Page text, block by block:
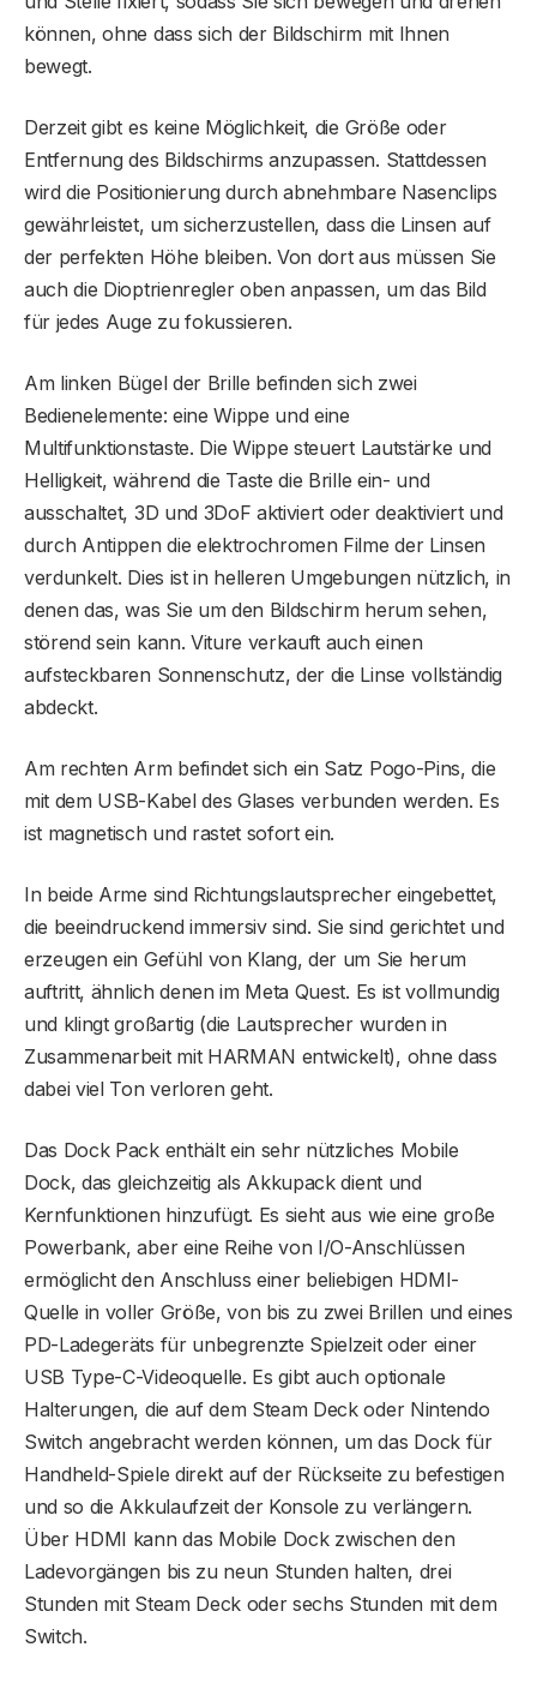
können, ohne dass sich der Bildschirm mit Ihnen
bewegt.
Derzeit gibt es keine Möglichkeit, die Größe oder
Entfernung des Bildschirms anzupassen. Stattdessen
wird die Positionierung durch abnehmbare Nasenclips
gewährleistet, um sicherzustellen, dass die Linsen auf
der perfekten Höhe bleiben. Von dort aus müssen Sie
auch die Dioptrienregler oben anpassen, um das Bild
für jedes Auge zu fokussieren.
Am linken Bügel der Brille befinden sich zwei
Bedienelemente: eine Wippe und eine
Multifunktionstaste. Die Wippe steuert Lautstärke und
Helligkeit, während die Taste die Brille ein- und
ausschaltet, 3D und 3DoF aktiviert oder deaktiviert und
durch Antippen die elektrochromen Filme der Linsen
verdunkelt. Dies ist in helleren Umgebungen nützlich, in
denen das, was Sie um den Bildschirm herum sehen,
störend sein kann. Viture verkauft auch einen
aufsteckbaren Sonnenschutz, der die Linse vollständig
abdeckt.
Am rechten Arm befindet sich ein Satz Pogo-Pins, die
mit dem USB-Kabel des Glases verbunden werden. Es
ist magnetisch und rastet sofort ein.
In beide Arme sind Richtungslautsprecher eingebettet,
die beeindruckend immersiv sind. Sie sind gerichtet und
erzeugen ein Gefühl von Klang, der um Sie herum
auftritt, ähnlich denen im Meta Quest. Es ist vollmundig
und klingt großartig (die Lautsprecher wurden in
Zusammenarbeit mit HARMAN entwickelt), ohne dass
dabei viel Ton verloren geht.
Das Dock Pack enthält ein sehr nützliches Mobile
Dock, das gleichzeitig als Akkupack dient und
Kernfunktionen hinzufügt. Es sieht aus wie eine große
Powerbank, aber eine Reihe von I/O-Anschlüssen
ermöglicht den Anschluss einer beliebigen HDMI-
Quelle in voller Größe, von bis zu zwei Brillen und eines
PD-Ladegeräts für unbegrenzte Spielzeit oder einer
USB Type-C-Videoquelle. Es gibt auch optionale
Halterungen, die auf dem Steam Deck oder Nintendo
Switch angebracht werden können, um das Dock für
Handheld-Spiele direkt auf der Rückseite zu befestigen
und so die Akkulaufzeit der Konsole zu verlängern.
Über HDMI kann das Mobile Dock zwischen den
Ladevorgängen bis zu neun Stunden halten, drei
Stunden mit Steam Deck oder sechs Stunden mit dem
Switch.